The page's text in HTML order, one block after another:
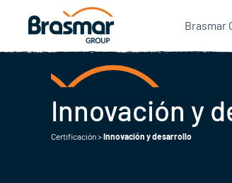
Brasmar
Innovación y
Certificación>Innovación y desarrollo